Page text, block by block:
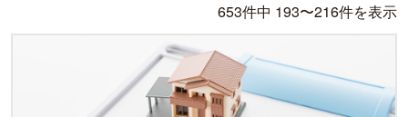
653件中 193〜216件を表示